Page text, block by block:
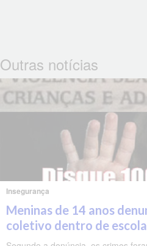
Outras notícias
Insegurança
Meninas de 14 anos
coletivo dentro de